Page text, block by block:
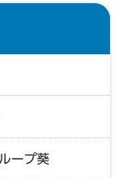
ープ葵